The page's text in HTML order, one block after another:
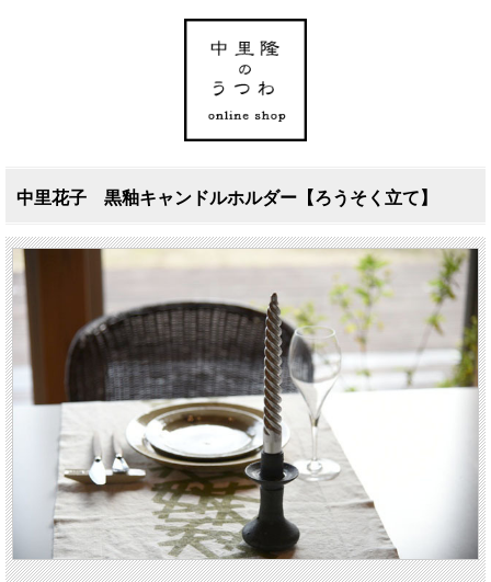
中里花子 黒釉キャンドルホルダー【ろうそく立て】